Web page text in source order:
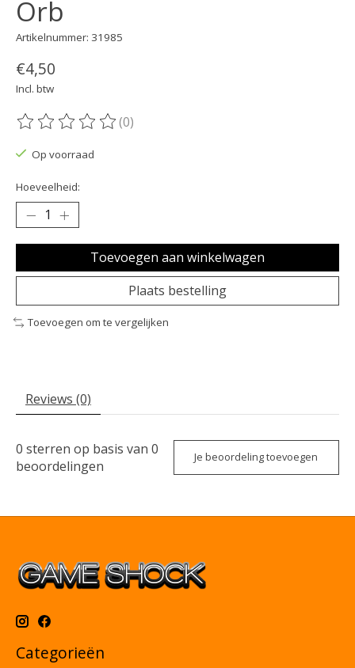
Orb
Artikelnummer: 31985
€4,50
Incl. btw
De beoordeling van dit product is
(0)
Op voorraad
Hoeveelheid:
Toevoegen aan winkelwagen
Plaats bestelling
Toevoegen om te vergelijken
Reviews (0)
0 sterren op basis van 0
beoordelingen
Je beoordeling toevoegen
Categorieën